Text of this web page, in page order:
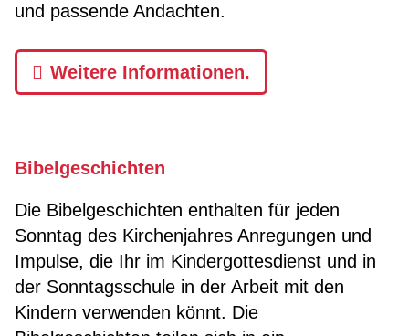
und passende Andachten.
Weitere Informationen.
Bibelgeschichten
Die Bibelgeschichten enthalten für jeden
Sonntag des Kirchenjahres Anregungen und
Impulse, die Ihr im Kindergottesdienst und in
der Sonntagsschule in der Arbeit mit den
Kindern verwenden könnt. Die